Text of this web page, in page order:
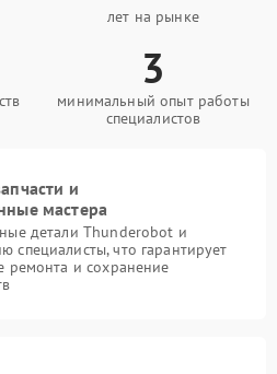
лет на рынке
3
минимальный опыт работы
специалистов
и
мастера
детали Thunderobot и
что гарантирует
ремонта и сохранение